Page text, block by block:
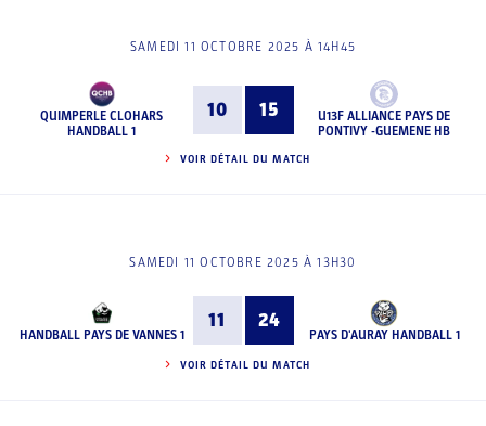
SAMEDI 11 OCTOBRE 2025 À 14H45
QUIMPERLE CLOHARS
HANDBALL 1
10 15
U13F ALLIANCE PAYS DE
PONTIVY -GUEMENE HB
VOIR DÉTAIL DU MATCH
SAMEDI 11 OCTOBRE 2025 À 13H30
HANDBALL PAYS DE VANNES 1
11 24
PAYS D'AURAY HANDBALL 1
VOIR DÉTAIL DU MATCH